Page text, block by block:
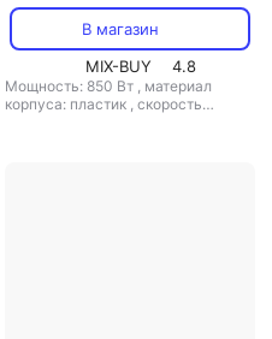
В магазин
MIX-BUY
4.8
Мощность: 850 Вт , материал
корпуса: пластик , скорость